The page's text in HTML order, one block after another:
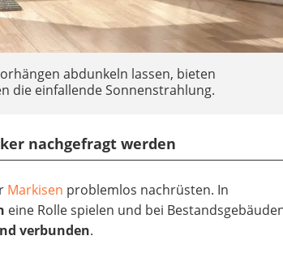
abdunkeln lassen, bieten
die einfallende Sonnenstrahlung.
nachgefragt werden
Markisen problemlos nachrüsten. In
eine Rolle spielen und bei
verbunden.